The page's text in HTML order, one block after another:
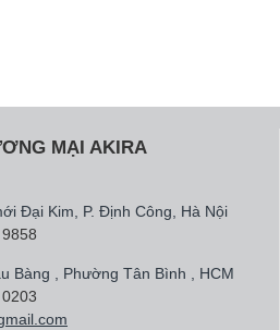
MẠI AKIRA
Đại Kim, P. Định Công, Hà Nội
Bàng , Phường Tân Bình , HCM